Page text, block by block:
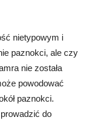
nietypowym i
paznokci, ale czy
nie została
powodować
paznokci.
do